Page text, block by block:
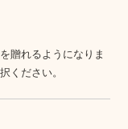
贈れるようになりま
ください。